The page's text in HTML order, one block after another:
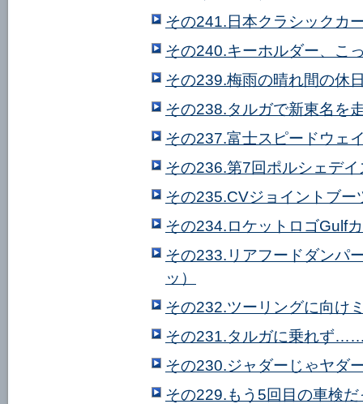
その241.日本クラシックカ
その240.キーホルダー、こ
その239.梅雨の晴れ間の休
その238.タルガで新東名を
その237.富士スピードウェ
その236.第7回ポルシェデ
その235.CVジョイントブー
その234.ロケットロゴGulf
その233.リアフードダンパ
ッ）
その232.ツーリングに向け
その231.タルガに乗れず
その230.ジャダーじゃヤダ
その229.もう5回目の車検だ